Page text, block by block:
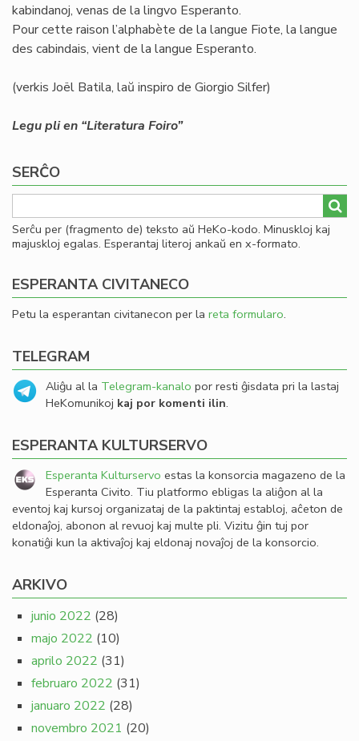
kabindanoj, venas de la lingvo Esperanto.
Pour cette raison l’alphabète de la langue Fiote, la langue
des cabindais, vient de la langue Esperanto.
(verkis Joël Batila, laŭ inspiro de Giorgio Silfer)
Legu pli en “Literatura Foiro”
SERĈO
Serĉu per (fragmento de) teksto aŭ HeKo-kodo. Minuskloj kaj
majuskloj egalas. Esperantaj literoj ankaŭ en x-formato.
ESPERANTA CIVITANECO
Petu la esperantan civitanecon per la reta formularo.
TELEGRAM
Aliĝu al la Telegram-kanalo por resti ĝisdata pri la lastaj
HeKomunikoj kaj por komenti ilin.
ESPERANTA KULTURSERVO
Esperanta Kulturservo estas la konsorcia magazeno de la
Esperanta Civito. Tiu platformo ebligas la aliĝon al la
eventoj kaj kursoj organizataj de la paktintaj establoj, aĉeton de
eldonaĵoj, abonon al revuoj kaj multe pli. Vizitu ĝin tuj por
konatiĝi kun la aktivaĵoj kaj eldonaj novaĵoj de la konsorcio.
ARKIVO
junio 2022 (28)
majo 2022 (10)
aprilo 2022 (31)
februaro 2022 (31)
januaro 2022 (28)
novembro 2021 (20)